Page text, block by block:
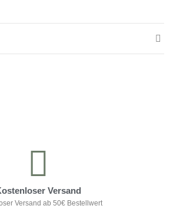
Versand
Versand ab 50€ Bestellwert